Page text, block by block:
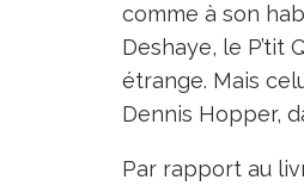
comme à son
Deshaye, le P’tit
étrange. Mais
Dennis Hopper,
Par rapport au